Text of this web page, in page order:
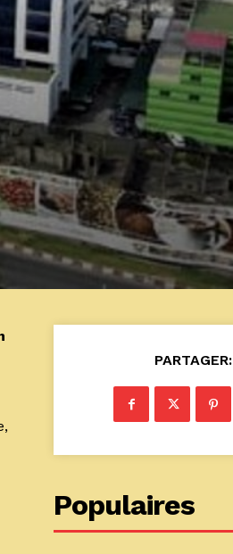
PARTAGER:
Populaires